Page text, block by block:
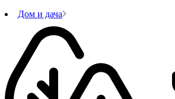
Дом и дача